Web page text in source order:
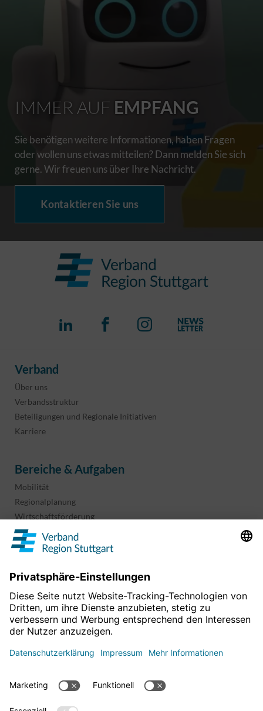
IMMER AUF EMPFANG
Sie benötigen weitere Informationen, haben Fragen
oder wollen uns etwas mitteilen? Dann melden Sie sich
gerne. Wir freuen uns über Ihre Nachricht.
Kontaktieren Sie uns
Verband
Über uns
Verbandsstruktur
Beteiligungen und Regionale Initiativen
Karriere
Bereiche & Aufgaben
Mobilität
Regionalplanung
Wirtschaftsförderung
Sport und Kultur
Projekte & Programme
Informationen & Downloads
Geoinformation